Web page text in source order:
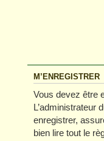
M’ENREGISTRER
Vous devez être
L’administrateur
enregistrer,
bien lire tout le